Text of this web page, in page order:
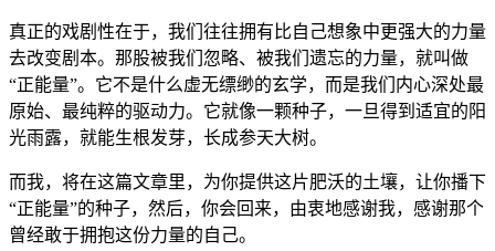
真正的戏剧性在于，我们往往拥有比自己想象中更强大的力量
去改变剧本。那股被我们忽略、被我们遗忘的力量，就叫做
“正能量”。它不是什么虚无缥缈的玄学，而是我们内心深处最
原始、最纯粹的驱动力。它就像一颗种子，一旦得到适宜的阳
光雨露，就能生根发芽，长成参天大树。
而我，将在这篇文章里，为你提供这片肥沃的土壤，让你播下
“正能量”的种子，然后，你会回来，由衷地感谢我，感谢那个
曾经敢于拥抱这份力量的自己。